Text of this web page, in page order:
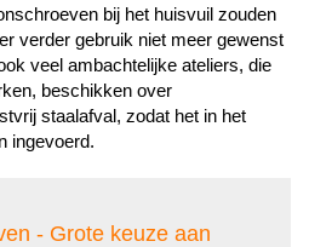
bij het huisvuil zouden
verder gebruik niet meer gewenst
veel ambachtelijke ateliers, die
beschikken over
staalafval, zodat het in het
ingevoerd.
- Grote keuze aan